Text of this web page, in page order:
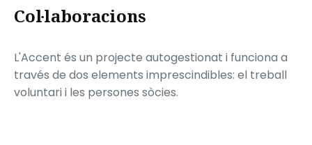
Col·laboracions
L'Accent és un projecte autogestionat i funciona a
través de dos elements imprescindibles: el treball
voluntari i les persones sòcies.